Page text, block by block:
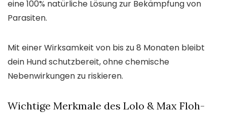
eine 100% natürliche Lösung zur Bekämpfung von
Parasiten.
Mit einer Wirksamkeit von bis zu 8 Monaten bleibt
dein Hund schutzbereit, ohne chemische
Nebenwirkungen zu riskieren.
Wichtige Merkmale des Lolo & Max Floh-